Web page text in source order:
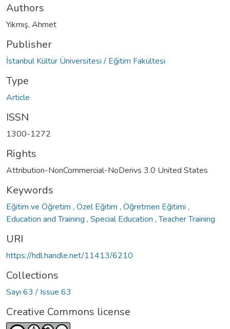
Authors
Yıkmış, Ahmet
Publisher
İstanbul Kültür Üniversitesi / Eğitim Fakültesi
Type
Article
ISSN
1300-1272
Rights
Attribution-NonCommercial-NoDerivs 3.0 United States
Keywords
Eğitim ve Öğretim , Özel Eğitim , Öğretmen Eğitimi ,
Education and Training , Special Education ,Teacher Training
URI
https://hdl.handle.net/11413/6210
Collections
Sayı 63 / Issue 63
Creative Commons license